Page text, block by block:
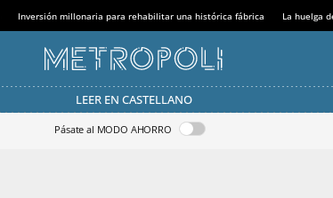
Inversión millonaria para rehabilitar una histórica fábrica La huelga
LEER EN CASTELLANO
Pásate al MODO AHORRO